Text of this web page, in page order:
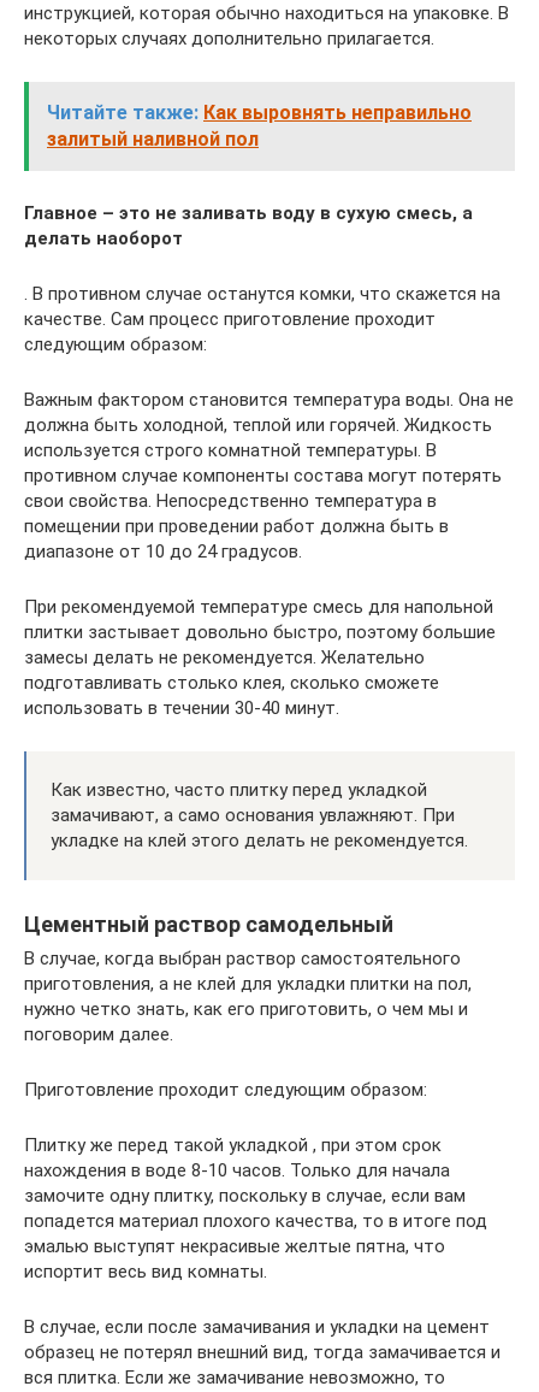
инструкцией, которая обычно находиться на упаковке. В
некоторых случаях дополнительно прилагается.
Читайте также: Как выровнять неправильно
залитый наливной пол
Главное – это не заливать воду в сухую смесь, а
делать наоборот
. В противном случае останутся комки, что скажется на
качестве. Сам процесс приготовление проходит
следующим образом:
Важным фактором становится температура воды. Она не
должна быть холодной, теплой или горячей. Жидкость
используется строго комнатной температуры. В
противном случае компоненты состава могут потерять
свои свойства. Непосредственно температура в
помещении при проведении работ должна быть в
диапазоне от 10 до 24 градусов.
При рекомендуемой температуре смесь для напольной
плитки застывает довольно быстро, поэтому большие
замесы делать не рекомендуется. Желательно
подготавливать столько клея, сколько сможете
использовать в течении 30-40 минут.
Как известно, часто плитку перед укладкой
замачивают, а само основания увлажняют. При
укладке на клей этого делать не рекомендуется.
Цементный раствор самодельный
В случае, когда выбран раствор самостоятельного
приготовления, а не клей для укладки плитки на пол,
нужно четко знать, как его приготовить, о чем мы и
поговорим далее.
Приготовление проходит следующим образом:
Плитку же перед такой укладкой , при этом срок
нахождения в воде 8-10 часов. Только для начала
замочите одну плитку, поскольку в случае, если вам
попадется материал плохого качества, то в итоге под
эмалью выступят некрасивые желтые пятна, что
испортит весь вид комнаты.
В случае, если после замачивания и укладки на цемент
образец не потерял внешний вид, тогда замачивается и
вся плитка. Если же замачивание невозможно, то